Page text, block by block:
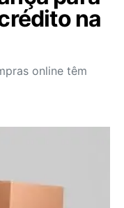
na
online têm